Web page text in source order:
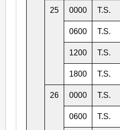
25 0000 T.S.
0600 T.S.
1200 T.S.
1800 T.S.
26 0000 T.S.
0600 T.S.